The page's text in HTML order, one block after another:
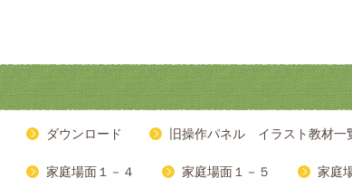
ダウンロード 旧操作パネル イラスト教材一
家庭場面１－４ 家庭場面１－５ 家庭